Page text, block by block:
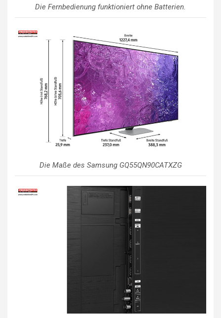
Die Fernbedienung funktioniert ohne Batterien.
Die Maße des Samsung GQ55QN90CATXZG